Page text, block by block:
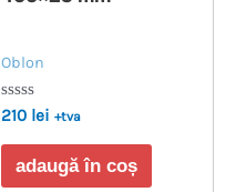
Oblon
Evaluat
0
din
210 lei +tva
adaugă în coș